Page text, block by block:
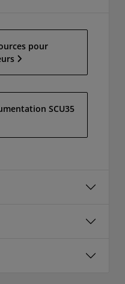
pour
SCU35